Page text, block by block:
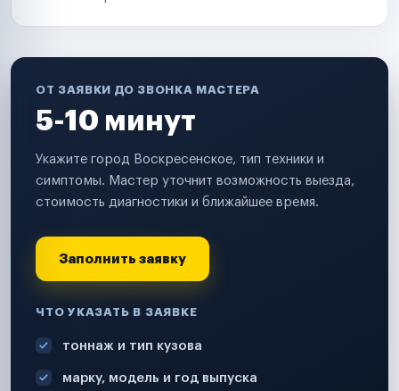
ОТ ЗАЯВКИ ДО ЗВОНКА МАСТЕРА
5-10 минут
Укажите город Воскресенское, тип техники и
симптомы. Мастер уточнит возможность выезда,
стоимость диагностики и ближайшее время.
Заполнить заявку
ЧТО УКАЗАТЬ В ЗАЯВКЕ
тоннаж и тип кузова
марку, модель и год выпуска